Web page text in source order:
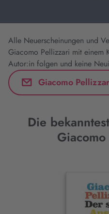
Alle Neuerscheinungen und
Giacomo Pellizzari mit einem
Autor:in folgen und keine
Giacomo
Die